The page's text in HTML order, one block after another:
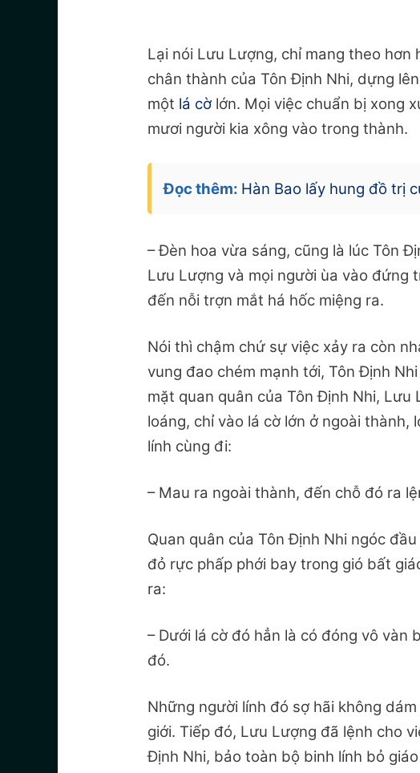
Lại nói Lưu Lượng, chỉ mang theo hơn
chân thành của Tôn Định Nhi, dựng
một lá cờ lớn. Mọi việc chuẩn bị xong
mươi người kia xông vào trong thành.
Đọc thêm: Hàn Bao lấy hung đồ trị
– Đèn hoa vừa sáng, cũng là lúc Tôn
Lưu Lượng và mọi người ùa vào đứng
đến nỗi trợn mắt há hốc miệng ra.
Nói thì chậm chứ sự việc xảy ra còn
vung đao chém mạnh tới, Tôn Định
mặt quan quân của Tôn Định Nhi, Lưu
loáng, chỉ vào lá cờ lớn ở ngoài thành,
lính cùng đi:
– Mau ra ngoài thành, đến chỗ đó ra
Quan quân của Tôn Định Nhi ngóc
đỏ rực phấp phới bay trong gió bất
ra:
– Dưới lá cờ đó hẳn là có đóng vô vàn
đó.
Những người lính đó sợ hãi không
giới. Tiếp đó, Lưu Lượng đã lệnh cho
Định Nhi, bảo toàn bộ binh lính bỏ